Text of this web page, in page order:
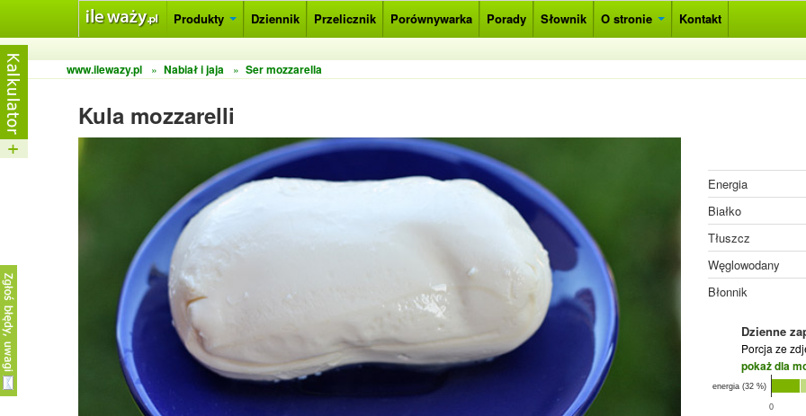
Produkty Dziennik Przelicznik Porównywarka Porady Słownik O stronie Kontakt
www.ilewazy.pl » Nabiał i jaja » Ser mozzarella
Kula mozzarelli
Energia
Białko
Tłuszcz
Węglowodany
Błonnik
Dzienne
Porcja ze
pokaż dla
0
energia (32 %)